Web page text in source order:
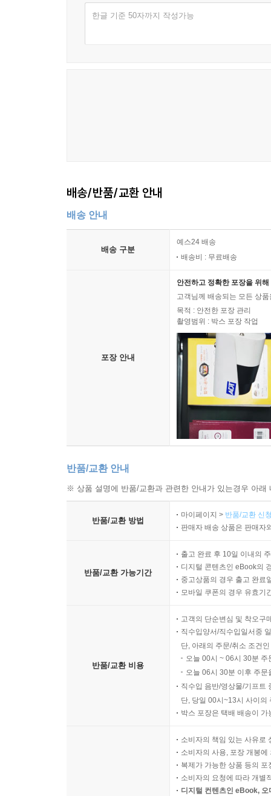
한글 기준 50자까지 작성가능
배송/반품/교환 안내
배송 안내
배송 구분
예스24 배송
배송비 : 무료배송
포장 안내
안전하고 정확한 포장을 위
고객님께 배송되는 모든 상
목적 : 안전한 포장 관리
촬영범위 : 박스 포장 작업
반품/교환 안내
※ 상품 설명에 반품/교환과 관련한 안내가 있는경우 아
반품/교환 방법
마이페이지 > 반품/교환 신
판매자 배송 상품은 판매자
반품/교환 가능기간
출고 완료 후 10일 이내의
디지털 콘텐츠인 eBook의
중고상품의 경우 출고 완료
모바일 쿠폰의 경우 유효기
반품/교환 비용
고객의 단순변심 및 착오구
직수입양서/직수입일서중
단, 아래의 주문/취소 조건
오늘 00시 ~ 06시 30분
오늘 06시 30분 이후 주
직수입 음반/영상물/기프트
단, 당일 00시~13시 사이의
박스 포장은 택배 배송이
소비자의 책임 있는 사유로
소비자의 사용, 포장 개봉
복제가 가능한 상품 등의
소비자의 요청에 따라 개별
디지털 컨텐츠인 eBook,